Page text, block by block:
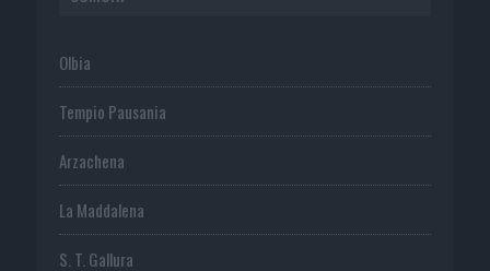
Olbia
Tempio Pausania
Arzachena
La Maddalena
S. T. Gallura